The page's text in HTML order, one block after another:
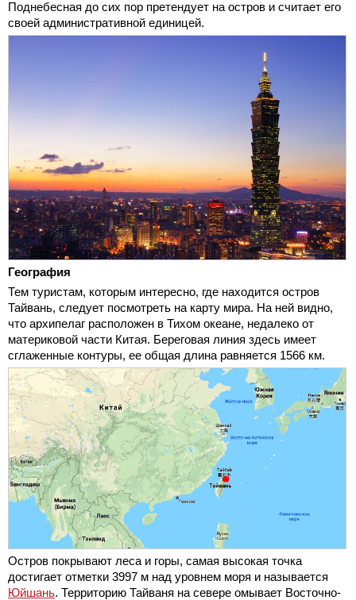
Поднебесная до сих пор претендует на остров и считает его
своей административной единицей.
География
Тем туристам, которым интересно, где находится остров
Тайвань, следует посмотреть на карту мира. На ней видно,
что архипелаг расположен в Тихом океане, недалеко от
материковой части Китая. Береговая линия здесь имеет
сглаженные контуры, ее общая длина равняется 1566 км.
Остров покрывают леса и горы, самая высокая точка
достигает отметки 3997 м над уровнем моря и называется
Юйшань. Территорию Тайваня на севере омывает Восточно-